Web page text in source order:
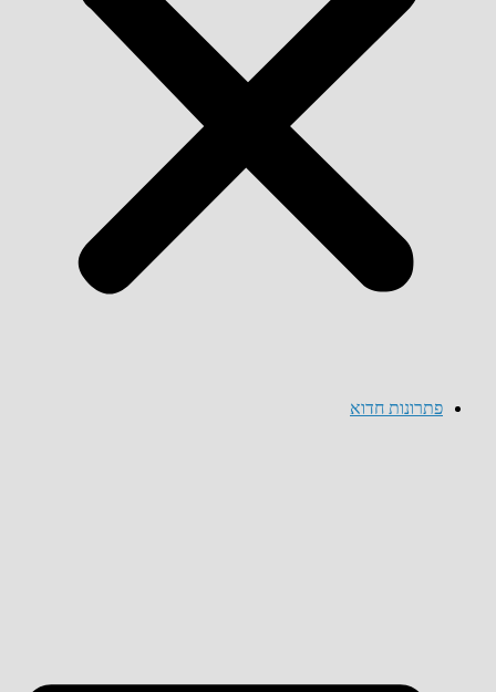
פתרונות חדוא